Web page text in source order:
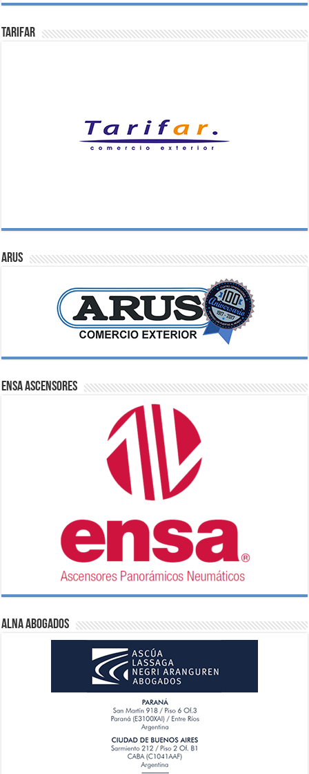
Tarifar
ARUS
ENSA Ascensores
ALNA Abogados